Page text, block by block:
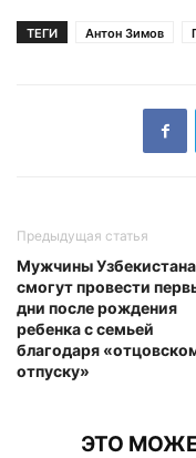
ТЕГИ Антон Зимов
Предыдущая статья
Мужчины Узбекистана
смогут провести
дни после рождения
ребенка с семьей
благодаря
отпуску»
ЭТО